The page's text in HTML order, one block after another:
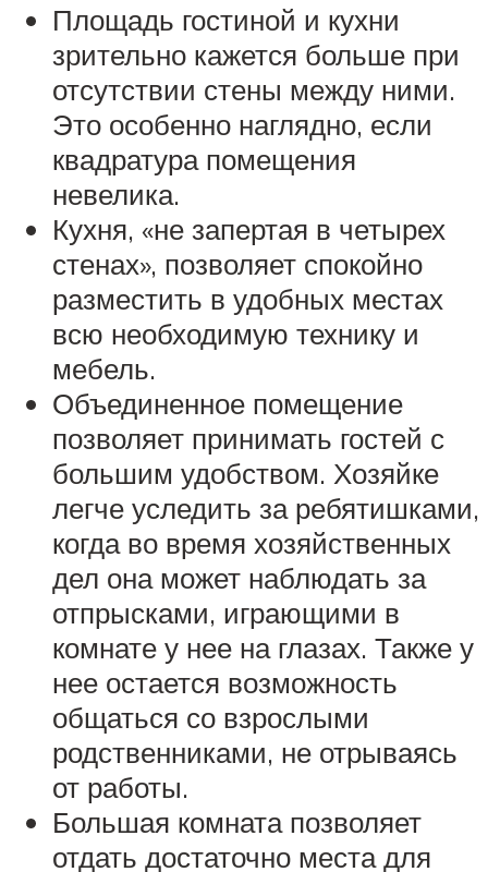
Площадь гостиной и кухни
зрительно кажется больше при
отсутствии стены между ними.
Это особенно наглядно, если
квадратура помещения
невелика.
Кухня, «не запертая в четырех
стенах», позволяет спокойно
разместить в удобных местах
всю необходимую технику и
мебель.
Объединенное помещение
позволяет принимать гостей с
большим удобством. Хозяйке
легче уследить за ребятишками,
когда во время хозяйственных
дел она может наблюдать за
отпрысками, играющими в
комнате у нее на глазах. Также у
нее остается возможность
общаться со взрослыми
родственниками, не отрываясь
от работы.
Большая комната позволяет
отдать достаточно места для